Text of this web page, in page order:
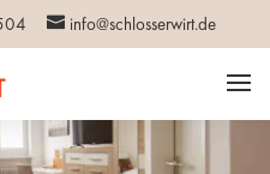
info@schlosserwirt.de